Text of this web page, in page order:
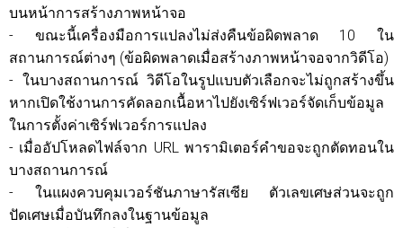
บนหน้าการสร้างภาพหน้าจอ
- ขณะนี้เครื่องมือการแปลงไม่ส่งคืนข้อผิดพลาด 10 ใน
สถานการณ์ต่างๆ (ข้อผิดพลาดเมื่อสร้างภาพหน้าจอจากวิดีโอ)
- ในบางสถานการณ์ วิดีโอในรูปแบบตัวเลือกจะไม่ถูกสร้างขึ้น
หากเปิดใช้งานการคัดลอกเนื้อหาไปยังเซิร์ฟเวอร์จัดเก็บข้อมูล
ในการตั้งค่าเซิร์ฟเวอร์การแปลง
- เมื่ออัปโหลดไฟล์จาก URL พารามิเตอร์คำขอจะถูกตัดทอนใน
บางสถานการณ์
- ในแผงควบคุมเวอร์ชันภาษารัสเซีย ตัวเลขเศษส่วนจะถูก
ปัดเศษเมื่อบันทึกลงในฐานข้อมูล